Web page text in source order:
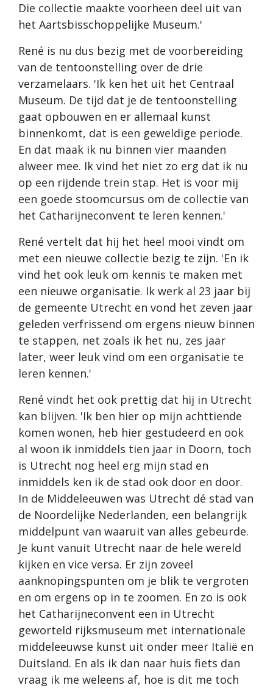
Die collectie maakte voorheen deel uit van
het Aartsbisschoppelijke Museum.'
René is nu dus bezig met de voorbereiding
van de tentoonstelling over de drie
verzamelaars. 'Ik ken het uit het Centraal
Museum. De tijd dat je de tentoonstelling
gaat opbouwen en er allemaal kunst
binnenkomt, dat is een geweldige periode.
En dat maak ik nu binnen vier maanden
alweer mee. Ik vind het niet zo erg dat ik nu
op een rijdende trein stap. Het is voor mij
een goede stoomcursus om de collectie van
het Catharijneconvent te leren kennen.'
René vertelt dat hij het heel mooi vindt om
met een nieuwe collectie bezig te zijn. 'En ik
vind het ook leuk om kennis te maken met
een nieuwe organisatie. Ik werk al 23 jaar bij
de gemeente Utrecht en vond het zeven jaar
geleden verfrissend om ergens nieuw binnen
te stappen, net zoals ik het nu, zes jaar
later, weer leuk vind om een organisatie te
leren kennen.'
René vindt het ook prettig dat hij in Utrecht
kan blijven. 'Ik ben hier op mijn achttiende
komen wonen, heb hier gestudeerd en ook
al woon ik inmiddels tien jaar in Doorn, toch
is Utrecht nog heel erg mijn stad en
inmiddels ken ik de stad ook door en door.
In de Middeleeuwen was Utrecht dé stad van
de Noordelijke Nederlanden, een belangrijk
middelpunt van waaruit van alles gebeurde.
Je kunt vanuit Utrecht naar de hele wereld
kijken en vice versa. Er zijn zoveel
aanknopingspunten om je blik te vergroten
en om ergens op in te zoomen. En zo is ook
het Catharijneconvent een in Utrecht
geworteld rijksmuseum met internationale
middeleeuwse kunst uit onder meer Italië en
Duitsland. En als ik dan naar huis fiets dan
vraag ik me weleens af, hoe is dit me toch